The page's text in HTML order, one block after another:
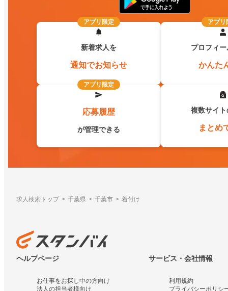
アプリ限定
新着求人を
通知でお知らせ
アプリ
プロフィ
かんた
アプリ限定
応募履歴
が管理できる
複数サイ
まとめ
求人検索トップ 千葉県 千葉市 着付け
ヘルプページ
お仕事をお探し中の方向け
法人の担当者様向け
サービス・会社情報
利用規約
プライバシーポリシ